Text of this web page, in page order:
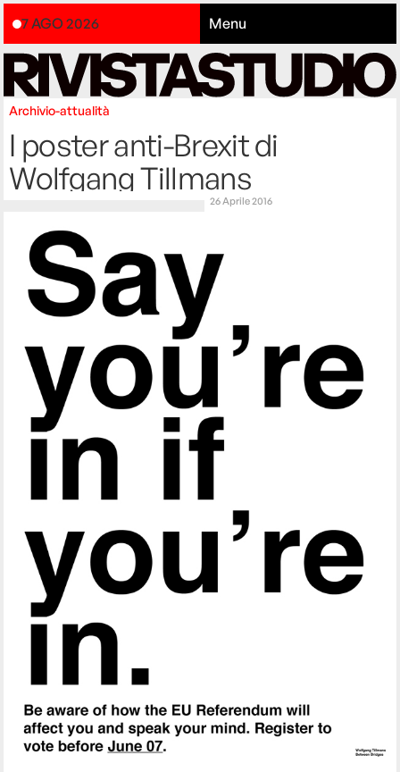
7 AGO 2026 Menu
Archivio-attualità
I poster anti-Brexit di
Wolfgang Tillmans
26 Aprile 2016